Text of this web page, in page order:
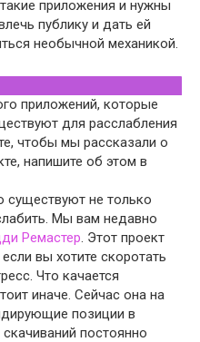
приложения и нужны
публику и дать ей
необычной механикой.
приложений, которые
для расслабления
чтобы мы рассказали о
напишите об этом в
существуют не только
Мы вам недавно
Ремастер . Этот проект
вы хотите скоротать
Что качается
иначе. Сейчас она на
позиции в
постоянно